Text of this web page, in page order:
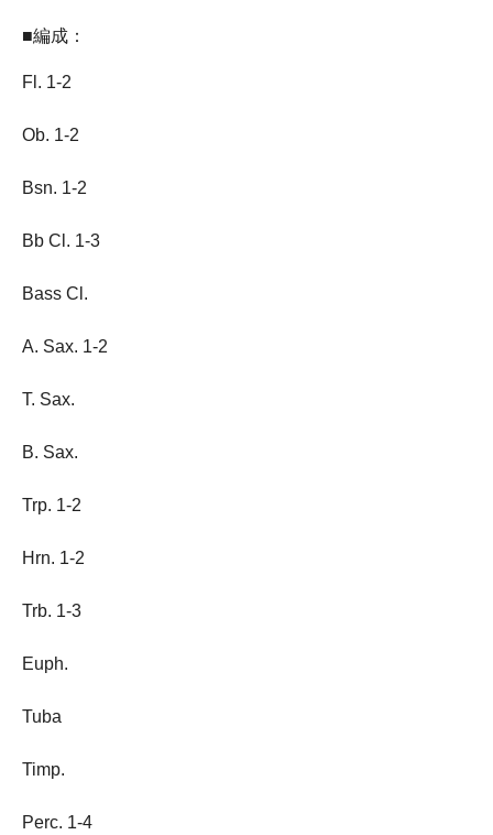
■編成：
Fl. 1-2
Ob. 1-2
Bsn. 1-2
Bb Cl. 1-3
Bass Cl.
A. Sax. 1-2
T. Sax.
B. Sax.
Trp. 1-2
Hrn. 1-2
Trb. 1-3
Euph.
Tuba
Timp.
Perc. 1-4